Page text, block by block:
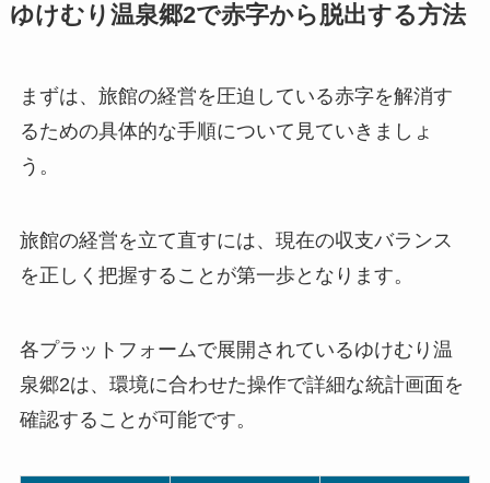
ゆけむり温泉郷2で赤字から脱出する方法
まずは、旅館の経営を圧迫している赤字を解消す
るための具体的な手順について見ていきましょ
う。
旅館の経営を立て直すには、現在の収支バランス
を正しく把握することが第一歩となります。
各プラットフォームで展開されているゆけむり温
泉郷2は、環境に合わせた操作で詳細な統計画面を
確認することが可能です。